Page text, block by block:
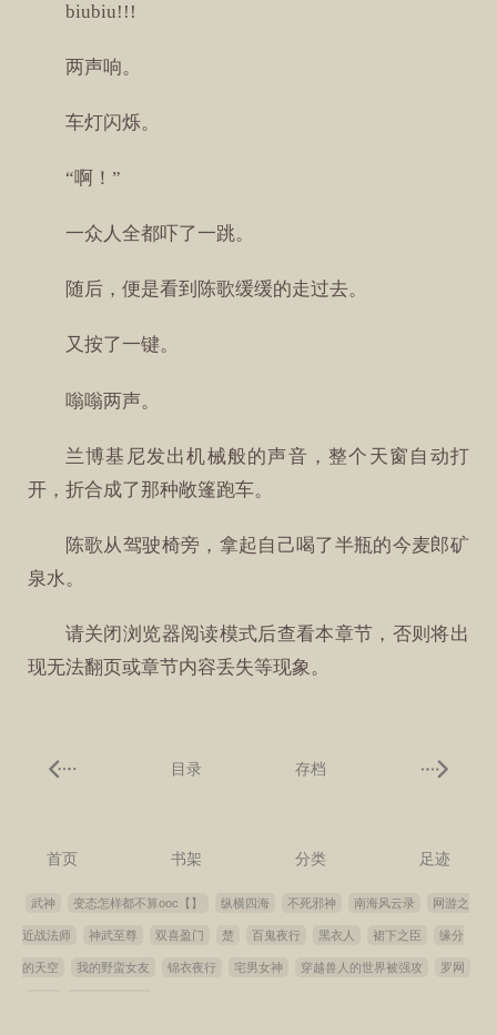
biubiu!!!
两声响。
车灯闪烁。
“啊！”
一众人全都吓了一跳。
随后，便是看到陈歌缓缓的走过去。
又按了一键。
嗡嗡两声。
兰博基尼发出机械般的声音，整个天窗自动打
开，折合成了那种敞篷跑车。
陈歌从驾驶椅旁，拿起自己喝了半瓶的今麦郎矿
泉水。
请关闭浏览器阅读模式后查看本章节，否则将出
现无法翻页或章节内容丢失等现象。
目录 存档
首页 书架 分类 足迹
武神 变态怎样都不算ooc【】 纵横四海 不死邪神 南海风云录 网游之
近战法师 神武至尊 双喜盈门 楚 百鬼夜行 黑衣人 裙下之臣 缘分
的天空 我的野蛮女友 锦衣夜行 宅男女神 穿越兽人的世界被强攻 罗网